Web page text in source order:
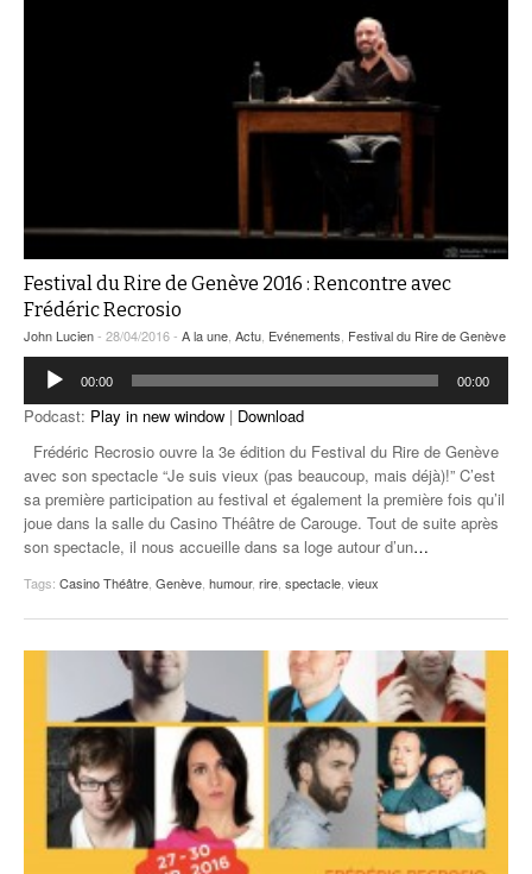
Festival du Rire de Genève 2016 : Rencontre avec
Frédéric Recrosio
John Lucien- 28/04/2016 - A la une, Actu, Evénements, Festival du Rire de Genève
Lecteur
audio
00:00 00:00
Podcast: Play in new window | Download
Frédéric Recrosio ouvre la 3e édition du Festival du Rire de Genève
avec son spectacle “Je suis vieux (pas beaucoup, mais déjà)!” C’est
sa première participation au festival et également la première fois qu’il
joue dans la salle du Casino Théâtre de Carouge. Tout de suite après
son spectacle, il nous accueille dans sa loge autour d’un…
Tags: Casino Théâtre, Genève, humour, rire, spectacle, vieux